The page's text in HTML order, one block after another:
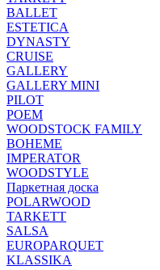
BALLET
ESTETICA
DYNASTY
CRUISE
GALLERY
GALLERY MINI
PILOT
POEM
WOODSTOCK FAMILY
BOHEME
IMPERATOR
WOODSTYLE
Паркетная доска
POLARWOOD
TARKETT
SALSA
EUROPARQUET
KLASSIKA